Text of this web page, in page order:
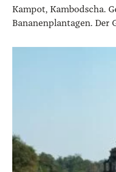
Kampot, Kambodscha.
Bananenplantagen. Der